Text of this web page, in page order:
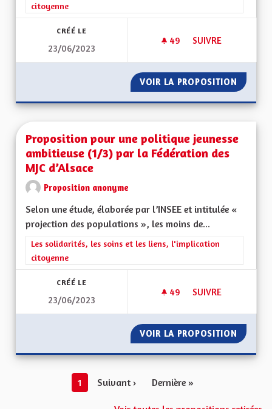
citoyenne
CRÉÉ LE
23/06/2023
49 49 ABONNÉS
SUIVRE
VOIR LA PROPOSITION
Proposition pour une politique jeunesse
ambitieuse (1/3) par la Fédération des
MJC d’Alsace
Proposition anonyme
Selon une étude, élaborée par l’INSEE et intitulée «
projection des populations », les moins de...
Filtrer les résultats de la catégorie : Les solidarités, les soins
Les solidarités, les soins et les liens, l'implication
citoyenne
CRÉÉ LE
23/06/2023
49 49 ABONNÉS
SUIVRE
VOIR LA PROPOSITION
1 Suivant › Dernière »